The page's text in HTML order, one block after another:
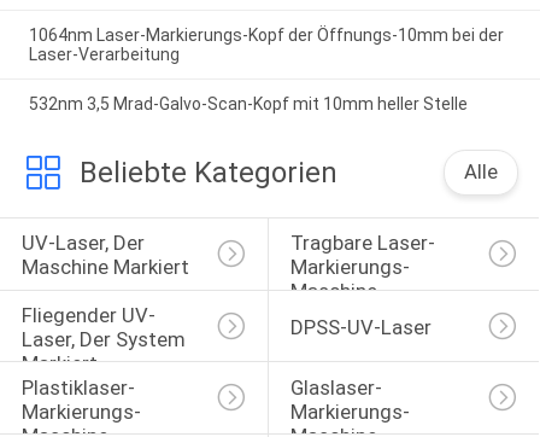
1064nm Laser-Markierungs-Kopf der Öffnungs-10mm bei der
Laser-Verarbeitung
532nm 3,5 Mrad-Galvo-Scan-Kopf mit 10mm heller Stelle
Beliebte Kategorien Alle
UV-Laser, Der
Maschine Markiert
Tragbare Laser-
Markierungs-
Maschine
Fliegender UV-
Laser, Der System
Markiert
DPSS-UV-Laser
Plastiklaser-
Markierungs-
Glaslaser-
Markierungs-